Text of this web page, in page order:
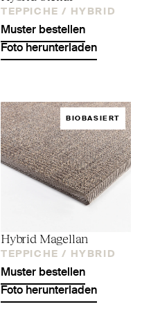
TEPPICHE / HYBRID
Muster bestellen
Foto herunterladen
BIOBASIERT
Hybrid Magellan
TEPPICHE / HYBRID
Muster bestellen
Foto herunterladen